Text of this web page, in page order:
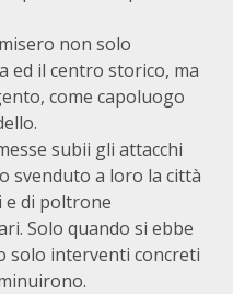
non solo
ed il centro storico, ma
come capoluogo
subii gli attacchi
svenduto a loro la città
e di poltrone
Solo quando si ebbe
solo interventi concreti